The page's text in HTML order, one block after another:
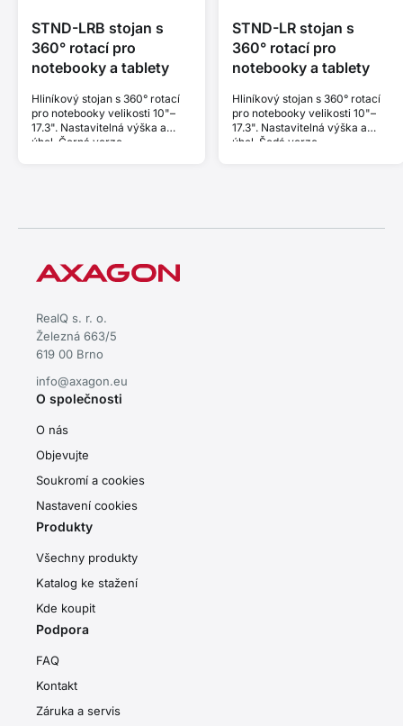
STND-LRB stojan s
360° rotací pro
notebooky a tablety
Hliníkový stojan s 360° rotací
pro notebooky velikosti 10"–
17.3". Nastavitelná výška a
úhel. Černá verze.
STND-LR stojan s
360° rotací pro
notebooky a tablety
Hliníkový stojan s 360° rotací
pro notebooky velikosti 10"–
17.3". Nastavitelná výška a
úhel. Šedá verze.
RealQ s. r. o.
Železná 663/5
619 00 Brno
info@axagon.eu
O společnosti
O nás
Objevujte
Soukromí a cookies
Nastavení cookies
Produkty
Všechny produkty
Katalog ke stažení
Kde koupit
Podpora
FAQ
Kontakt
Záruka a servis